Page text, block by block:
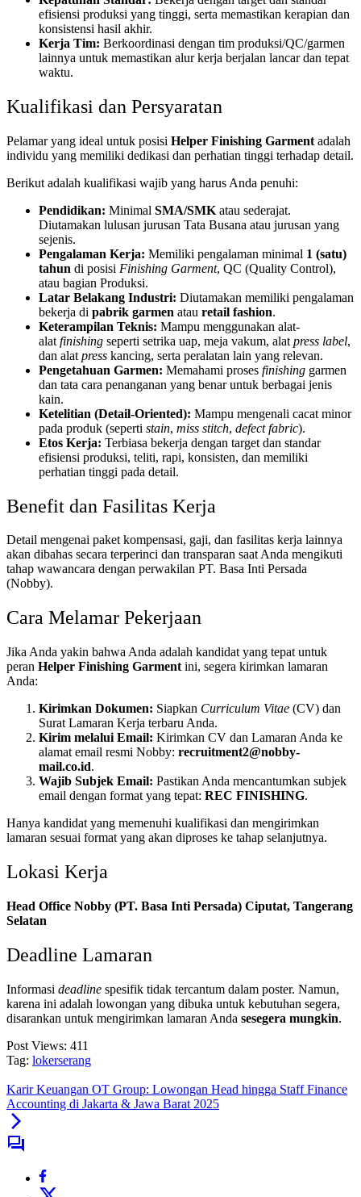
efisiensi produksi yang tinggi, serta memastikan kerapian dan
konsistensi hasil akhir.
Kerja Tim: Berkoordinasi dengan tim produksi/QC/garmen
lainnya untuk memastikan alur kerja berjalan lancar dan tepat
waktu.
Kualifikasi dan Persyaratan
Pelamar yang ideal untuk posisi Helper Finishing Garment adalah
individu yang memiliki dedikasi dan perhatian tinggi terhadap detail.
Berikut adalah kualifikasi wajib yang harus Anda penuhi:
Pendidikan: Minimal SMA/SMK atau sederajat.
Diutamakan lulusan jurusan Tata Busana atau jurusan yang
sejenis.
Pengalaman Kerja: Memiliki pengalaman minimal 1 (satu)
tahun di posisi Finishing Garment, QC (Quality Control),
atau bagian Produksi.
Latar Belakang Industri: Diutamakan memiliki pengalaman
bekerja di pabrik garmen atau retail fashion.
Keterampilan Teknis: Mampu menggunakan alat-
alat finishing seperti setrika uap, meja vakum, alat press label,
dan alat press kancing, serta peralatan lain yang relevan.
Pengetahuan Garmen: Memahami proses finishing garmen
dan tata cara penanganan yang benar untuk berbagai jenis
kain.
Ketelitian (Detail-Oriented): Mampu mengenali cacat minor
pada produk (seperti stain, miss stitch, defect fabric).
Etos Kerja: Terbiasa bekerja dengan target dan standar
efisiensi produksi, teliti, rapi, konsisten, dan memiliki
perhatian tinggi pada detail.
Benefit dan Fasilitas Kerja
Detail mengenai paket kompensasi, gaji, dan fasilitas kerja lainnya
akan dibahas secara terperinci dan transparan saat Anda mengikuti
tahap wawancara dengan perwakilan PT. Basa Inti Persada
(Nobby).
Cara Melamar Pekerjaan
Jika Anda yakin bahwa Anda adalah kandidat yang tepat untuk
peran Helper Finishing Garment ini, segera kirimkan lamaran
Anda:
Kirimkan Dokumen: Siapkan Curriculum Vitae (CV) dan
Surat Lamaran Kerja terbaru Anda.
Kirim melalui Email: Kirimkan CV dan Lamaran Anda ke
alamat email resmi Nobby: recruitment2@nobby-
mail.co.id.
Wajib Subjek Email: Pastikan Anda mencantumkan subjek
email dengan format yang tepat: REC FINISHING.
Hanya kandidat yang memenuhi kualifikasi dan mengirimkan
lamaran sesuai format yang akan diproses ke tahap selanjutnya.
Lokasi Kerja
Head Office Nobby (PT. Basa Inti Persada) Ciputat, Tangerang
Selatan
Deadline Lamaran
Informasi deadline spesifik tidak tercantum dalam poster. Namun,
karena ini adalah lowongan yang dibuka untuk kebutuhan segera,
disarankan untuk mengirimkan lamaran Anda sesegera mungkin.
Post Views: 411
Tag: lokerserang
Karir Keuangan OT Group: Lowongan Head hingga Staff Finance
Accounting di Jakarta & Jawa Barat 2025